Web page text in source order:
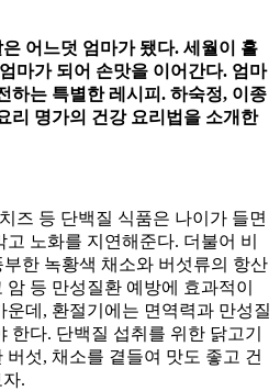
어느덧 엄마가 됐다. 세월이 흘
마가 되어 손맛을 이어간다. 엄마
하는 특별한 레시피. 하숙정, 이종
리 명가의 건강 요리법을 소개한
즈 등 단백질 식품은 나이가 들면
노화를 지연해준다. 더불어 비
한 녹황색 채소와 버섯류의 항산
등 만성질환 예방에 효과적이
운데, 환절기에는 면역력과 만성질
한다. 단백질 섭취를 위한 닭고기
섯, 채소를 곁들여 맛도 좋고 건
.